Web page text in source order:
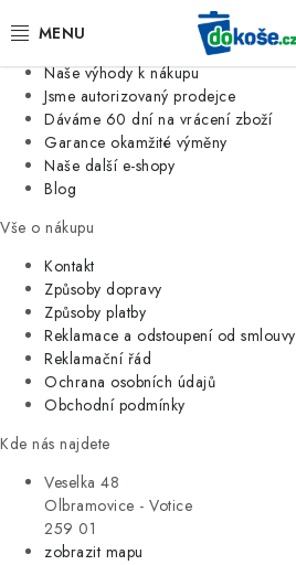
Jsme tradiční česká firma
Naše výhody k nákupu
Jsme autorizovaný prodejce
Dáváme 60 dní na vrácení zboží
Garance okamžité výměny
Naše další e-shopy
Blog
Vše o nákupu
Kontakt
Způsoby dopravy
Způsoby platby
Reklamace a odstoupení od smlouvy
Reklamační řád
Ochrana osobních údajů
Obchodní podmínky
Kde nás najdete
Veselka 48
Olbramovice - Votice
259 01
zobrazit mapu
KOŠE
SÁČKY
KUCHYNĚ
ORGANIZACE
DOMÁCNOST
ÚKLID
VÝPRODEJ
ZNAČKY